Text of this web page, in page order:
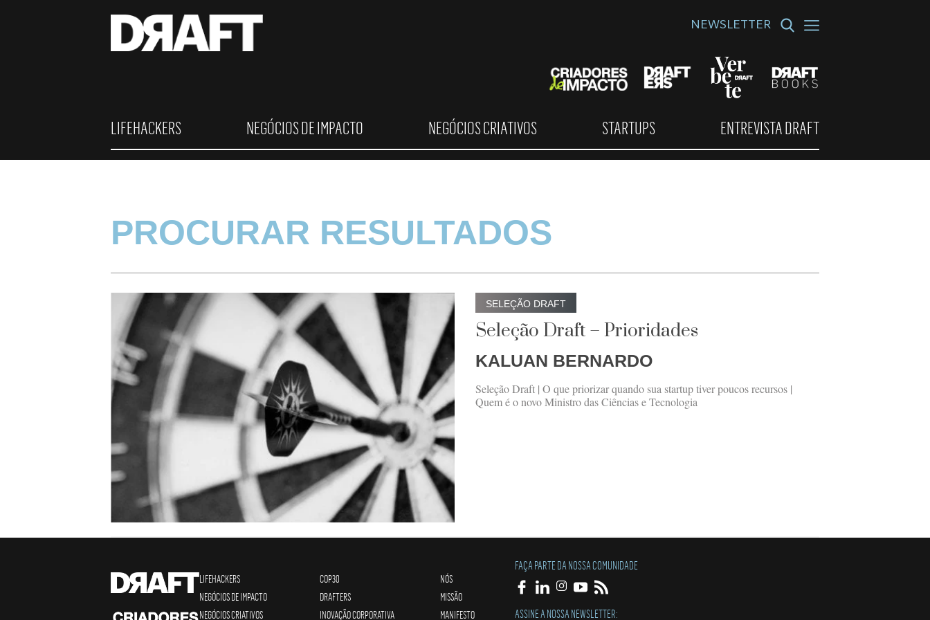
NEWSLETTER
LIFEHACKERS NEGÓCIOS DE IMPACTO NEGÓCIOS CRIATIVOS STARTUPS ENTREVISTA DRAFT
PROCURAR RESULTADOS
SELEÇÃO DRAFT
Seleção Draft – Prioridades
KALUAN BERNARDO
Seleção Draft | O que priorizar quando sua startup tiver poucos recursos |
Quem é o novo Ministro das Ciências e Tecnologia
LIFEHACKERS
NEGÓCIOS DE IMPACTO
NEGÓCIOS CRIATIVOS
COP30
DRAFTERS
INOVAÇÃO CORPORATIVA
NÓS
MISSÃO
MANIFESTO
FAÇA PARTE DA NOSSA COMUNIDADE
ASSINE A NOSSA NEWSLETTER: